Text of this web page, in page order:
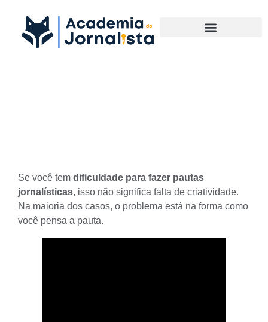
Se você tem dificuldade para fazer pautas
jornalísticas, isso não significa falta de criatividade.
Na maioria dos casos, o problema está na forma como
você pensa a pauta.